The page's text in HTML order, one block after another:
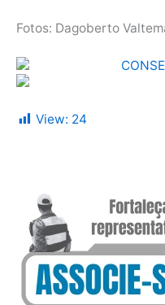
Fotos: Dagoberto
View: 24